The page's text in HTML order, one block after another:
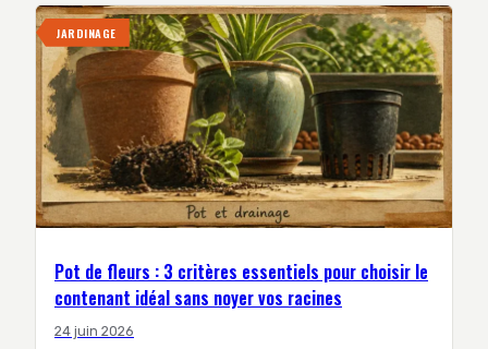
JARDINAGE
Pot de fleurs : 3 critères essentiels pour choisir le
contenant idéal sans noyer vos racines
24 juin 2026